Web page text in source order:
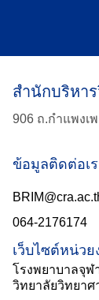
สำนักบริหา
906 ถ.กำแพงเ
ข้อมูลติดต่อเ
064-2176174
เว็บไซต์หน่วย
โรงพยาบาลจุ
วิทยาลัยวิทยา